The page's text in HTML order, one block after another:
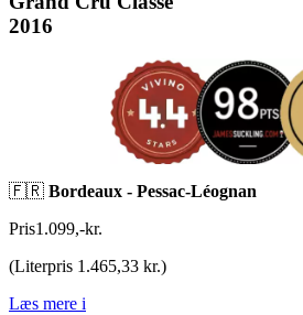
2016
🇫🇷 Bordeaux - Pessac-Léognan
Pris1.099,-kr.
(Literpris 1.465,33 kr.)
Læs mere i